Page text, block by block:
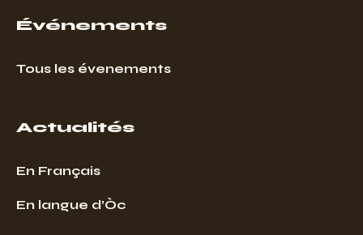
Événements
Tous les évenements
Actualités
En Français
En langue d’Òc